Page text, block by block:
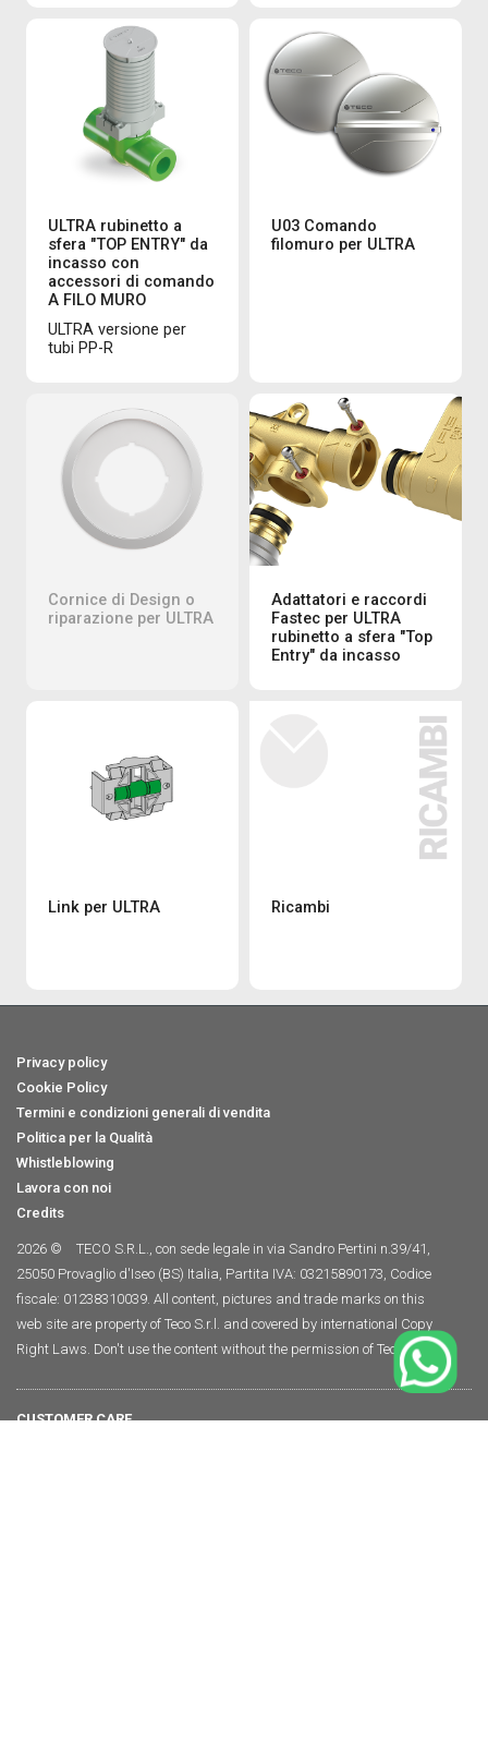
ULTRA rubinetto a
sfera "TOP ENTRY" da
incasso con
accessori di comando
A FILO MURO
ULTRA versione per
tubi PP-R
U03 Comando
filomuro per ULTRA
Cornice di Design o
riparazione per ULTRA
Adattatori e raccordi
Fastec per ULTRA
rubinetto a sfera "Top
Entry" da incasso
Link per ULTRA Ricambi
Privacy policy
Cookie Policy
Termini e condizioni generali di vendita
Politica per la Qualità
Whistleblowing
Lavora con noi
Credits
2026 ©
TECO S.R.L., con sede legale in via Sandro Pertini n.39/41,
25050 Provaglio d'Iseo (BS) Italia, Partita IVA: 03215890173, Codice
fiscale: 01238310039. All content, pictures and trade marks on this
web site are property of Teco S.r.l. and covered by international Copy
Right Laws. Don't use the content without the permission of Teco S.r.l.
CUSTOMER CARE